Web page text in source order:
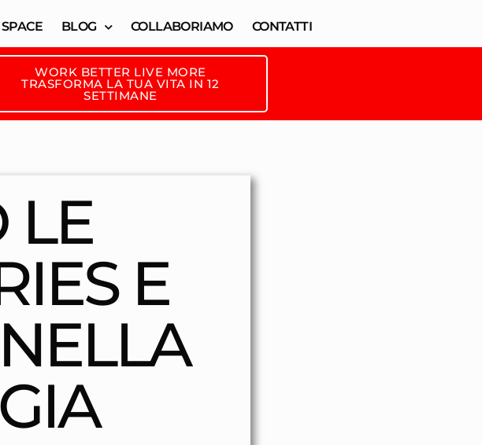
SPACE BLOG COLLABORIAMO CONTATTI
WORK BETTER LIVE MORE
TRASFORMA LA TUA VITA IN 12
SETTIMANE
LE
E